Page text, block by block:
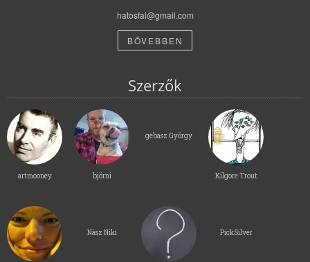
hatosfal@gmail.com
BŐVEBBEN
Szerzők
artmooney björni
gebasz György
Kilgore Trout
Nász Niki PickSilver